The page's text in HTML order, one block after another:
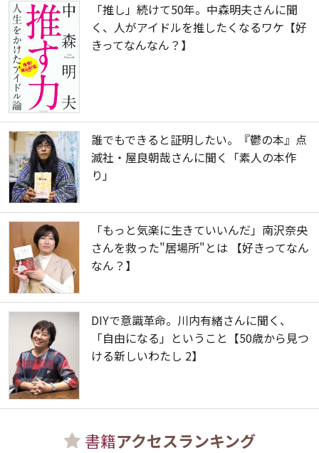
「推し」続けて50年。中森明夫さんに聞
く、人がアイドルを推したくなるワケ【好
きってなんなん？】
誰でもできると証明したい。『鬱の本』点
滅社・屋良朝哉さんに聞く「素人の本作
り」
「もっと気楽に生きていいんだ」南沢奈央
さんを救った"居場所"とは 【好きってなん
なん？】
DIYで意識革命。川内有緒さんに聞く、
「自由になる」ということ【50歳から見つ
ける新しいわたし 2】
書籍アクセスランキング